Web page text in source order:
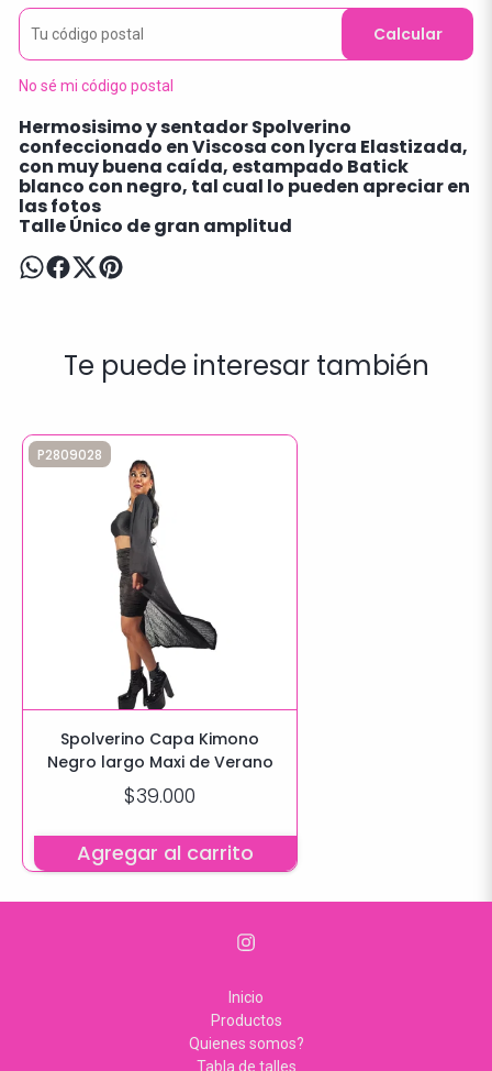
Calcular
No sé mi código postal
Hermosisimo y sentador Spolverino
confeccionado en Viscosa con lycra Elastizada,
con muy buena caída, estampado Batick
blanco con negro, tal cual lo pueden apreciar en
las fotos
Talle Único de gran amplitud
Te puede interesar también
P2809028
Spolverino Capa Kimono
Negro largo Maxi de Verano
$39.000
Agregar al carrito
Inicio
Productos
Quienes somos?
Tabla de talles